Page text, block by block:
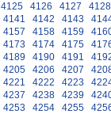
4125 4126 4127
4128
4141 4142 4143
4157 4158 4159
4173 4174 4175
4189 4190 4191
4205 4206 4207
4221 4222 4223
4237 4238 4239
4253 4254 4255